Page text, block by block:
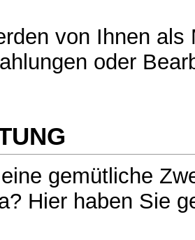
von Ihnen als
oder
gemütliche
Hier haben Sie